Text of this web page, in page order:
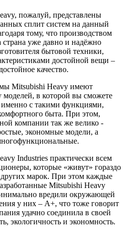
пожалуй, представлены
сплит систем на данный
тому, что производством
страна уже давно и надёжно
бытовой техники,
достойной вещи –
качество.
Mitsubishi Heavy имеют
в которой вы сможете
именно с такими функциями,
быта. При этом,
компании так же велико -
экономные модели, а
Industries практически всем
которые «живут» гораздо
марок. При этом каждые
Mitsubishi Heavy
вредили окружающей
у них – А+, что тоже говорит
удачно соединила в своей
экологичность и экономность.